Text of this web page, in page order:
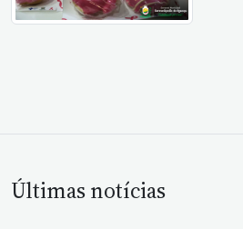
Últimas notícias